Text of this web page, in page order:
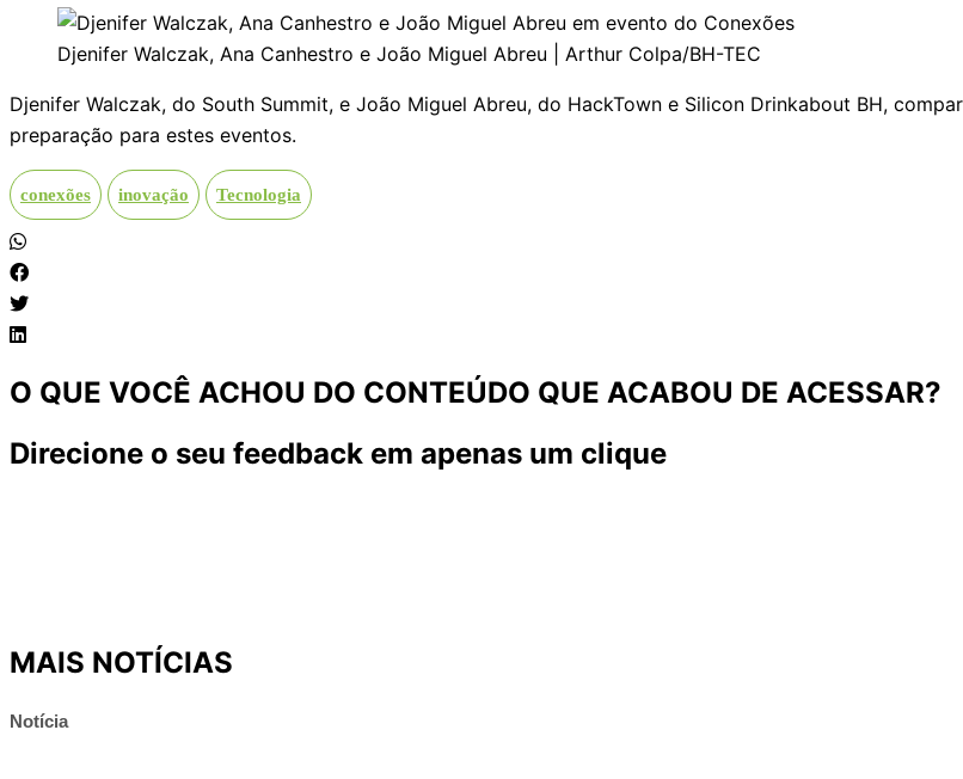
Djenifer Walczak, Ana Canhestro e João Miguel Abreu | Arthur Colpa/BH-TEC
Djenifer Walczak, do South Summit, e João Miguel Abreu, do HackTown e Silicon Drinkabout BH,
preparação para estes eventos.
conexões inovação Tecnologia
O QUE VOCÊ ACHOU DO CONTEÚDO QUE ACABOU DE ACESSAR?
Direcione o seu feedback em apenas um clique
MAIS NOTÍCIAS
Notícia